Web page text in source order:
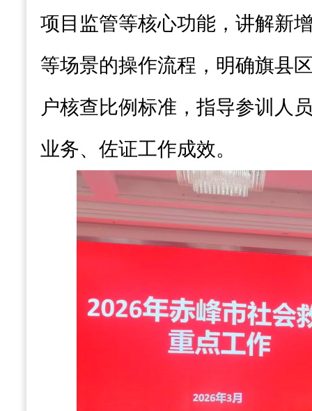
项目监管等核心功能，讲解新
等场景的操作流程，明确旗县
户核查比例标准，指导参训人
业务、佐证工作成效。